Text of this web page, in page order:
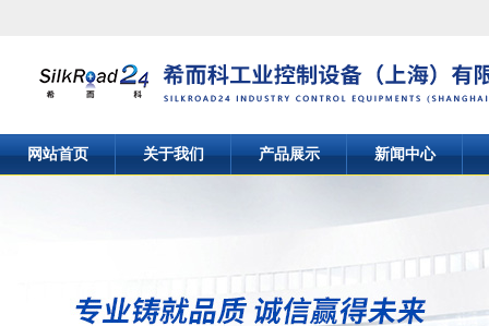
网站首页 关于我们 产品展示 新闻中心